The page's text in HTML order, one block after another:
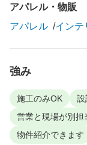
アパレル・物販
アパレル
インテ
強み
施工のみOK 設
営業と現場が別担
物件紹介できます